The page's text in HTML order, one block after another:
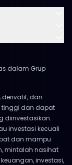
dalam Grup
dan
tinggi dan dapat
diinvestasikan.
investasi kecuali
dan mampu
mintalah nasihat
investasi,